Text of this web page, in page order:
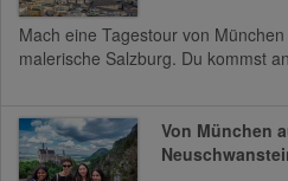
Mach eine Tagestour von
malerische Salzburg. Du kommst
Von München